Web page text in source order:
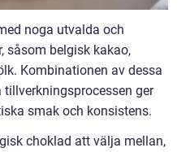
noga utvalda och
såsom belgisk kakao,
Kombinationen av dessa
ger
smak och konsistens.
choklad att välja mellan,